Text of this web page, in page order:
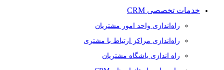
خدمات تخصصی CRM
راه‌اندازی واحد امور مشتریان
راه‌اندازی مراکز ارتباط با مشتری
راه اندازی باشگاه مشتریان